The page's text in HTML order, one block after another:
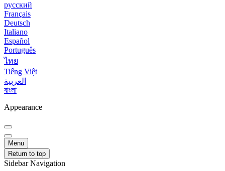
русский
Français
Deutsch
Italiano
Español
Português
ไทย
Tiếng Việt
العربية
বাংলা
Appearance
Menu
Return to top
Sidebar Navigation